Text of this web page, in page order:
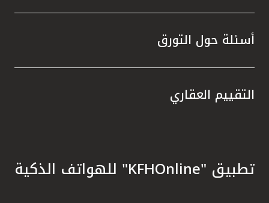
أسئلة حول التورق
التقييم العقاري
تطبيق "KFHOnline" للهواتف الذكية